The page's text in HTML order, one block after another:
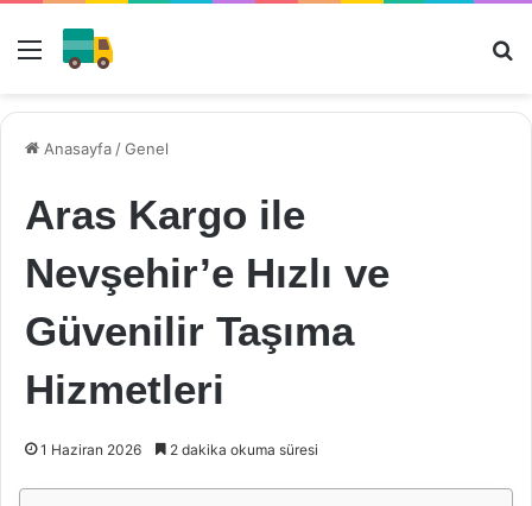
Menü
Anasayfa /Genel
Aras Kargo ile
Nevşehir’e Hızlı ve
Güvenilir Taşıma
Hizmetleri
1 Haziran 2026 2 dakika okuma süresi